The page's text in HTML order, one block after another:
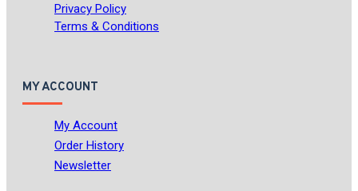
Privacy Policy
Terms & Conditions
MY ACCOUNT
My Account
Order History
Newsletter